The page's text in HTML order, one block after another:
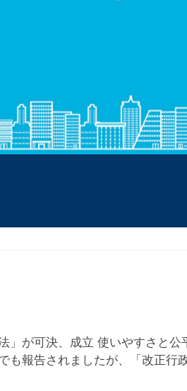
が可決、成立 使いやすさと公
も報告されましたが、「改正行